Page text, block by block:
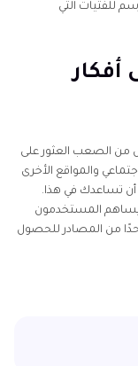
للفتيات التي
أفكار
من الصعب العثور على
والمواقع الأخرى
أن تساعدك في هذا.
يساهم المستخدمون
من المصادر للحصول